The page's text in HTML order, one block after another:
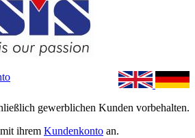
gewerblichen Kunden vorbehalten.
ihrem Kundenkonto an.